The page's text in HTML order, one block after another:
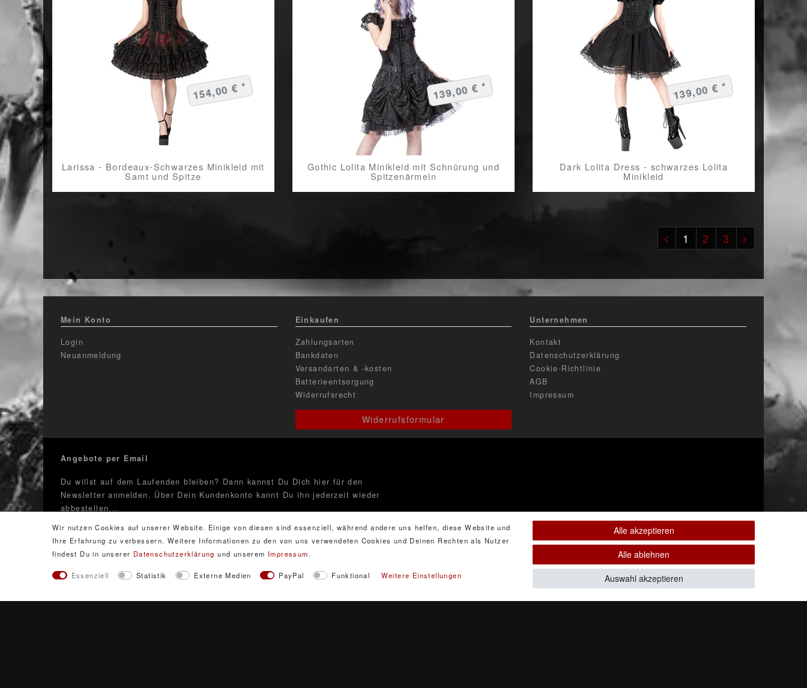
Larissa - Bordeaux-Schwarzes Minikleid mit
Samt und Spitze
154,00 € *
Gothic Lolita Minikleid mit Schnürung und
Spitzenärmeln
139,00 € *
Dark Lolita Dress - schwarzes Lolita
Minikleid
139,00 € *
1 2 3
Mein Konto
Login
Neuanmeldung
Einkaufen
Zahlungsarten
Bankdaten
Versandarten & -kosten
Batterieentsorgung
Widerrufsrecht
Widerrufsformular
Unternehmen
Kontakt
Datenschutzerklärung
Cookie-Richtlinie
AGB
Impressum
Angebote per Email
Du willst auf dem Laufenden bleiben? Dann kannst Du Dich hier für den
Newsletter anmelden. Über Dein Kundenkonto kannt Du ihn jederzeit wieder
abbestellen...
E-Mail **
Newsletter
Honig
Einwilligung kann ich jederzeit widerrufen.**
Wir nutzen Cookies auf unserer Website. Einige von diesen sind essenziell, während andere uns helfen, diese Website und
Ihre Erfahrung zu verbessern. Weitere Informationen zu den von uns verwendeten Cookies und Deinen Rechten als Nutzer
findest Du in unserer Daten­schutz­erklärung und unserem Impressum.
Essenziell Statistik Externe Medien PayPal Funktional Weitere Einstellungen
Alle akzeptieren
Alle ablehnen
Auswahl akzeptieren